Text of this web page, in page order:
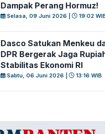
Dampak Perang Hormuz!
Selasa, 09 Juni 2026 | 19:02
Dasco Satukan Menkeu
DPR Bergerak Jaga
Stabilitas Ekonomi RI
Sabtu, 06 Juni 2026 | 13:16 WIB